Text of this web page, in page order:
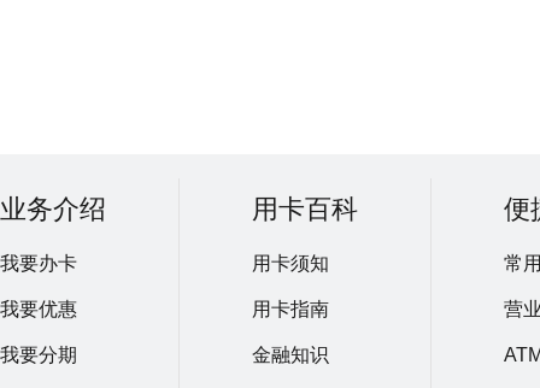
业务介绍
我要办卡
我要优惠
我要分期
用卡百科
用卡须知
用卡指南
金融知识
便
常
营